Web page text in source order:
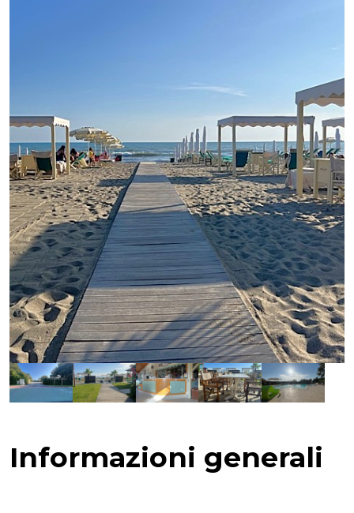
Informazioni generali